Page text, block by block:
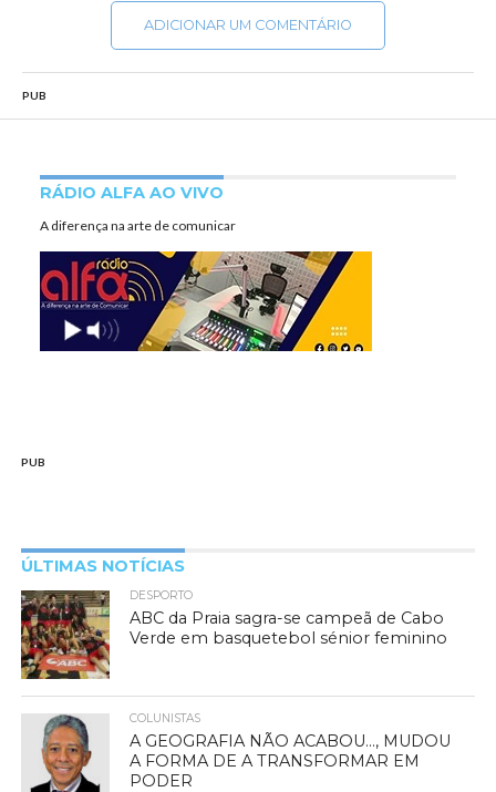
ADICIONAR UM COMENTÁRIO
PUB
RÁDIO ALFA AO VIVO
A diferença na arte de comunicar
PUB
ÚLTIMAS NOTÍCIAS
DESPORTO
ABC da Praia sagra-se campeã de Cabo
Verde em basquetebol sénior feminino
COLUNISTAS
A GEOGRAFIA NÃO ACABOU…, MUDOU
A FORMA DE A TRANSFORMAR EM
PODER